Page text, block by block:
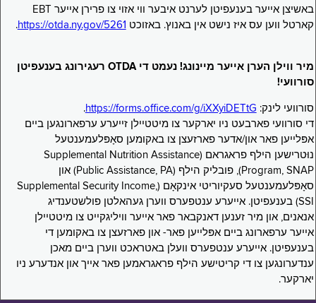
באשיצן אייער בענעפיטן לערנט איבער ווי אזוי צו פרירן אייער EBT
קארטל ווען עס איז נישט אין באנוץ. באזוכט https://otda.ny.gov/5261
.
מיר ווילן הערן אייער מיינונג! נעמט די OTDA רעגירונג בענעפיטן
סורוועי!
סורוועי לינק: https://forms.office.com/g/iXXyiDETtG
.
די סורוועי פארבעט ניו יארקער צו מיטטיילן זייערע ערפארונגען ביים
אפּלייען פאר און/אדער פארזעצן צו באקומען סאָפּלעמענטעל
נוּטרישען הילף פראגראם (Supplemental Nutrition Assistance
Program, SNAP), פובליק הילף (Public Assistance, PA) און
סאָפּלעמענטעל סעקיוריטי אינקאָם (Supplemental Security Income,
SSI) בענעפיטן. אייערע ענטפערס ווערן געהאלטן פולשטענדיג
אנאנים, און מיר זענען דאנקבאר פאר אייער וויליגקייט צו מיטטיילן
אייער ערפארונג ביים אפּלייען פאר- און פארזעצן צו באקומען די
בענעפיטן. אייערע ענטפערס וועלן באטראכט ווערן ביים מאכן
ענדערונגען צו די קריטישע הילף פראגראמען פאר אייך און אנדערע ניו
יארקער.